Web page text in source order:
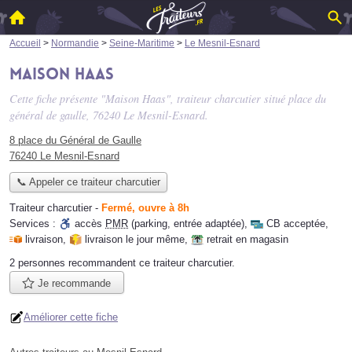
Accueil > Normandie > Seine-Maritime > Le Mesnil-Esnard
Maison Haas
Cette fiche présente "Maison Haas", traiteur charcutier situé place du
général de gaulle, 76240 Le Mesnil-Esnard.
8 place du Général de Gaulle
76240 Le Mesnil-Esnard
📞 Appeler ce traiteur charcutier
Traiteur charcutier - Fermé, ouvre à 8h
Services :
accès PMR (parking, entrée adaptée), CB acceptée,
livraison, livraison le jour même,
retrait en magasin
2 personnes recommandent ce traiteur charcutier.
Je recommande
Améliorer cette fiche